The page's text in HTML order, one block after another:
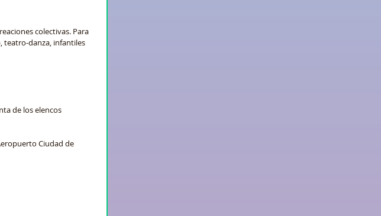
colectivas. Para
teatro-danza, infantiles
de los elencos
Ciudad de